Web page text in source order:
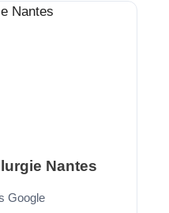
Nantes
Google